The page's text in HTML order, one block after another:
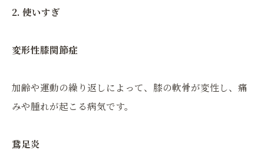
2. 使いすぎ
変形性膝関節症
加齢や運動の繰り返しによって、膝の軟骨が変性し、痛
みや腫れが起こる病気です。
鵞足炎